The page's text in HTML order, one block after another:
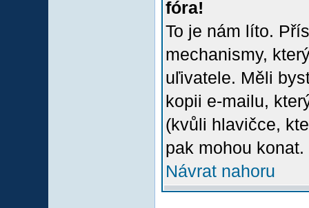
fóra!
To je nám líto.
mechanismy,
uľivatele. Měli
kopii e-mailu,
(kvůli hlavičce,
pak mohou konat.
Návrat nahoru